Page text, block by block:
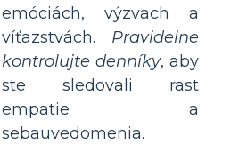
emóciách, výzvach a
víťazstvách. Pravidelne
kontrolujte denníky, aby
ste sledovali rast
empatie a
sebauvedomenia.